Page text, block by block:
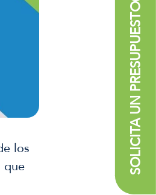
SOLICITA UN PRESUPUESTO
los
que